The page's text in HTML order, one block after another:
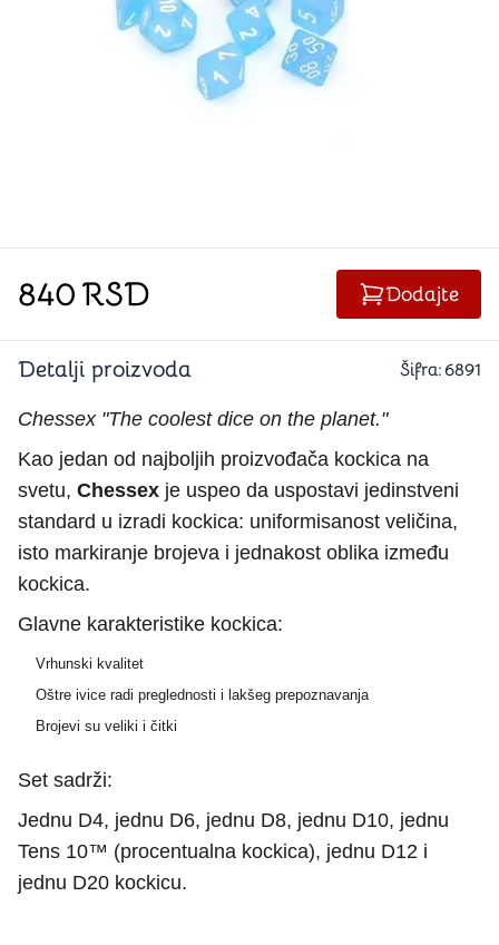
840RSD Dodajte
Detalji proizvoda Šifra:6891
Chessex "The coolest dice on the planet."
Kao jedan od najboljih proizvođača kockica na
svetu, Chessex je uspeo da uspostavi jedinstveni
standard u izradi kockica: uniformisanost veličina,
isto markiranje brojeva i jednakost oblika između
kockica.
Glavne karakteristike kockica:
Vrhunski kvalitet
Oštre ivice radi preglednosti i lakšeg prepoznavanja
Brojevi su veliki i čitki
Set sadrži:
Jednu D4, jednu D6, jednu D8, jednu D10, jednu
Tens 10™ (procentualna kockica), jednu D12 i
jednu D20 kockicu.